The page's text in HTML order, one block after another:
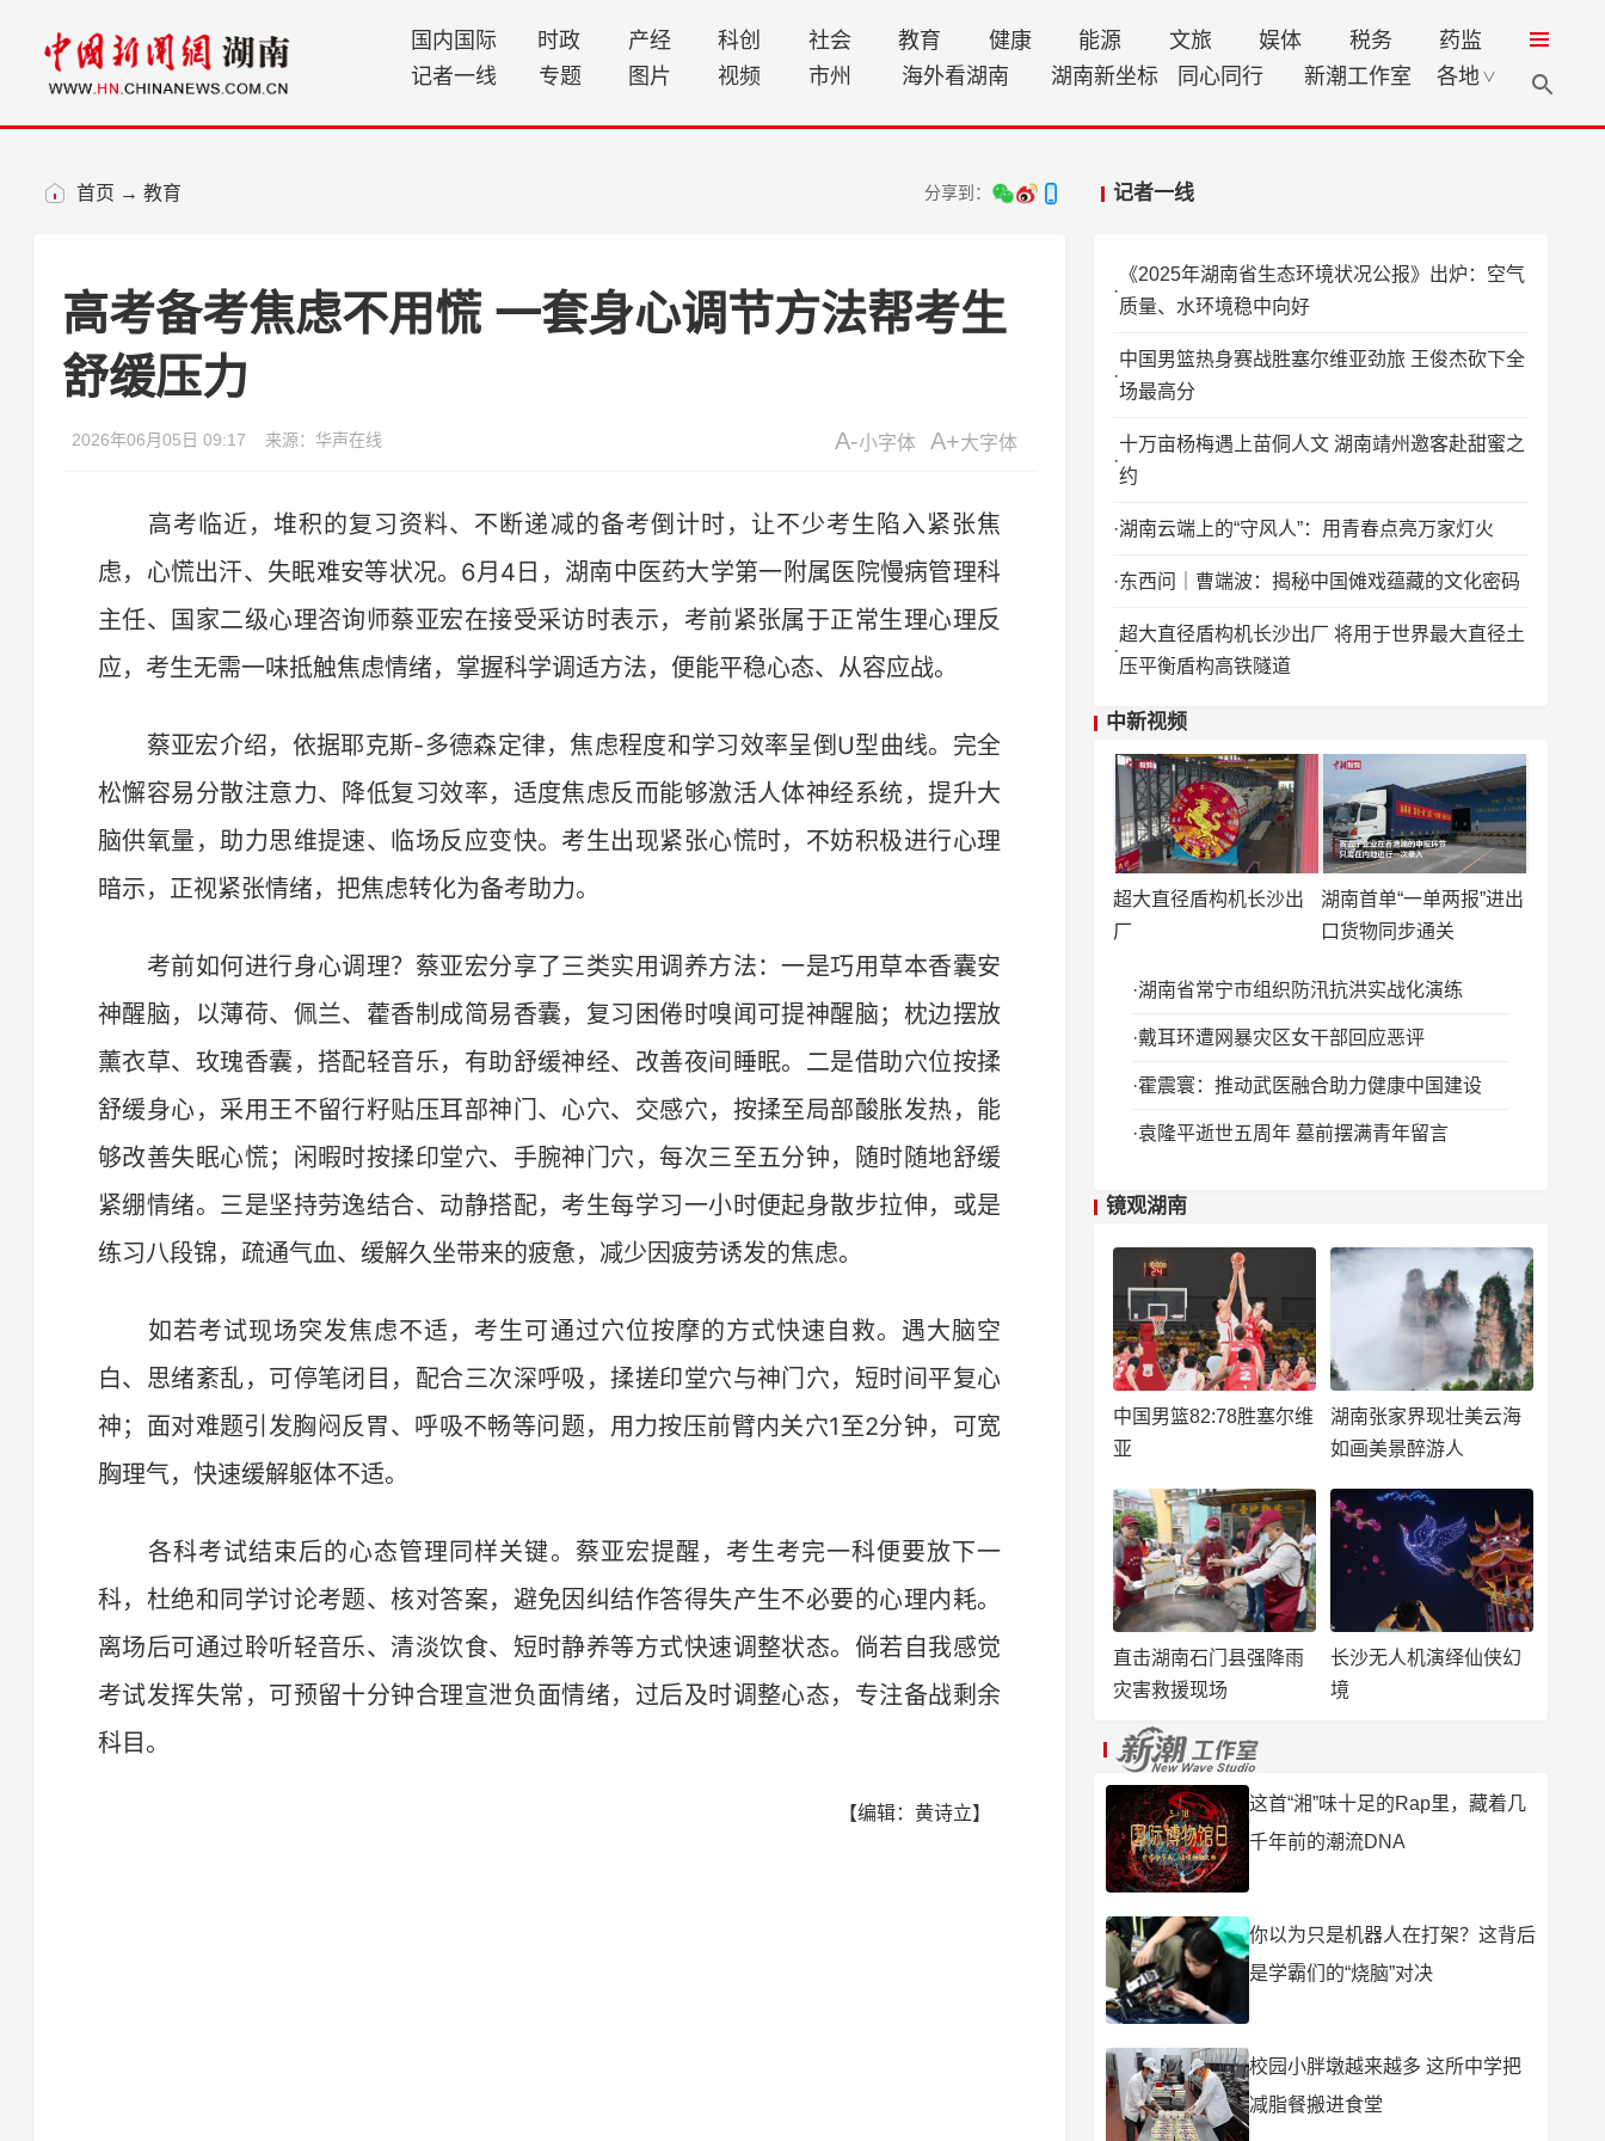
国内国际 时政 产经 科创 社会 教育 健康 能源 文旅 娱体 税务
药监
记者一线
专题 图片 视频 市州 海外看湖南 湖南新坐标 同心同行 新潮工作室 各地 ∨
首页 → 教育 分享到： 记者一线
高考备考焦虑不用慌 一套身心调节方法帮考生
舒缓压力
2026年06月05日 09:17 来源：华声在线 A-小字体 A+大字体
高考临近，堆积的复习资料、不断递减的备考倒计时，让不少考生陷入紧张焦
虑，心慌出汗、失眠难安等状况。6月4日，湖南中医药大学第一附属医院慢病管理科
主任、国家二级心理咨询师蔡亚宏在接受采访时表示，考前紧张属于正常生理心理反
应，考生无需一味抵触焦虑情绪，掌握科学调适方法，便能平稳心态、从容应战。
蔡亚宏介绍，依据耶克斯-多德森定律，焦虑程度和学习效率呈倒U型曲线。完全
松懈容易分散注意力、降低复习效率，适度焦虑反而能够激活人体神经系统，提升大
脑供氧量，助力思维提速、临场反应变快。考生出现紧张心慌时，不妨积极进行心理
暗示，正视紧张情绪，把焦虑转化为备考助力。
考前如何进行身心调理？蔡亚宏分享了三类实用调养方法：一是巧用草本香囊安
神醒脑，以薄荷、佩兰、藿香制成简易香囊，复习困倦时嗅闻可提神醒脑；枕边摆放
薰衣草、玫瑰香囊，搭配轻音乐，有助舒缓神经、改善夜间睡眠。二是借助穴位按揉
舒缓身心，采用王不留行籽贴压耳部神门、心穴、交感穴，按揉至局部酸胀发热，能
够改善失眠心慌；闲暇时按揉印堂穴、手腕神门穴，每次三至五分钟，随时随地舒缓
紧绷情绪。三是坚持劳逸结合、动静搭配，考生每学习一小时便起身散步拉伸，或是
练习八段锦，疏通气血、缓解久坐带来的疲惫，减少因疲劳诱发的焦虑。
如若考试现场突发焦虑不适，考生可通过穴位按摩的方式快速自救。遇大脑空
白、思绪紊乱，可停笔闭目，配合三次深呼吸，揉搓印堂穴与神门穴，短时间平复心
神；面对难题引发胸闷反胃、呼吸不畅等问题，用力按压前臂内关穴1至2分钟，可宽
胸理气，快速缓解躯体不适。
各科考试结束后的心态管理同样关键。蔡亚宏提醒，考生考完一科便要放下一
科，杜绝和同学讨论考题、核对答案，避免因纠结作答得失产生不必要的心理内耗。
离场后可通过聆听轻音乐、清淡饮食、短时静养等方式快速调整状态。倘若自我感觉
考试发挥失常，可预留十分钟合理宣泄负面情绪，过后及时调整心态，专注备战剩余
科目。
【编辑：黄诗立】
《2025年湖南省生态环境状况公报》出炉：空气
质量、水环境稳中向好
中国男篮热身赛战胜塞尔维亚劲旅 王俊杰砍下全
场最高分
十万亩杨梅遇上苗侗人文 湖南靖州邀客赴甜蜜之
约
湖南云端上的“守风人”：用青春点亮万家灯火
东西问｜曹端波：揭秘中国傩戏蕴藏的文化密码
超大直径盾构机长沙出厂 将用于世界最大直径土
压平衡盾构高铁隧道
中新视频
超大直径盾构机长沙出
厂
湖南首单“一单两报”进出
口货物同步通关
湖南省常宁市组织防汛抗洪实战化演练
戴耳环遭网暴灾区女干部回应恶评
霍震寰：推动武医融合助力健康中国建设
袁隆平逝世五周年 墓前摆满青年留言
镜观湖南
中国男篮82:78胜塞尔维
亚
湖南张家界现壮美云海
如画美景醉游人
直击湖南石门县强降雨
灾害救援现场
长沙无人机演绎仙侠幻
境
这首“湘”味十足的Rap里，藏着几
千年前的潮流DNA
你以为只是机器人在打架？这背后
是学霸们的“烧脑”对决
校园小胖墩越来越多 这所中学把
减脂餐搬进食堂